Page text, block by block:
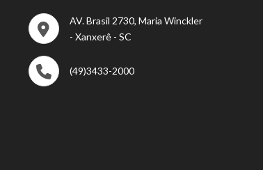
AV. Brasil 2730, Maria Winckler
- Xanxerê - SC
(49)3433-2000